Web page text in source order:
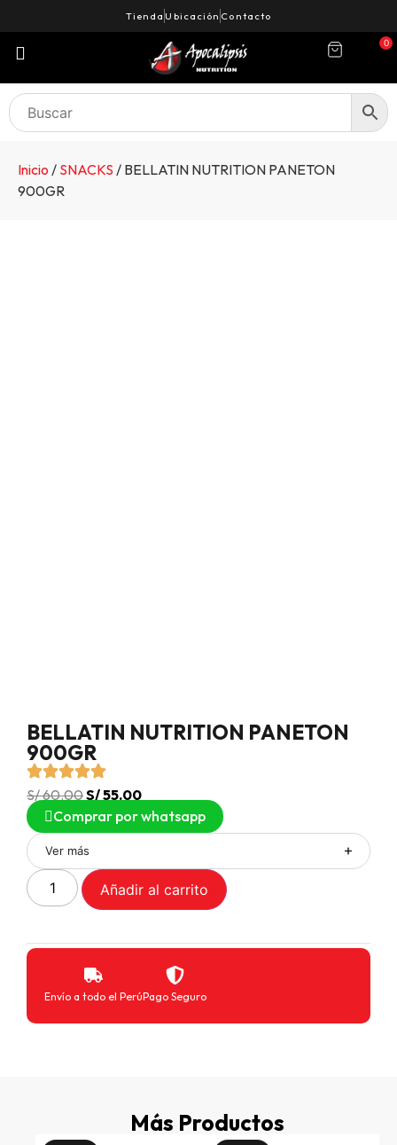
Tienda Ubicación Contacto
0
Inicio / SNACKS / BELLATIN NUTRITION PANETON
900GR
BELLATIN NUTRITION PANETON
900GR
S/60.00S/55.00
Comprar por whatsapp
Ver más
Añadir al carrito
Envío a todo el PerúPago Seguro
Más Productos